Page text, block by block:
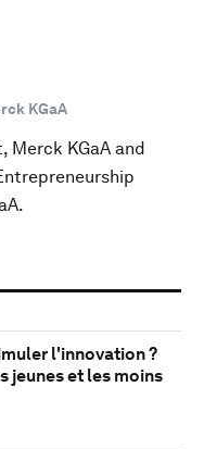
KGaA
Merck KGaA and
l'innovation ?
jeunes et les moins